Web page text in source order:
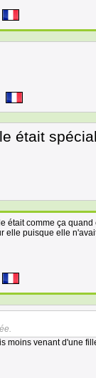
était
était comme ça
elle puisque elle
moins venant d'une